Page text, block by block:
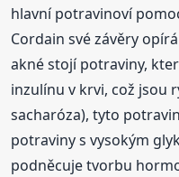
hlavní potravinoví
Cordain své závěry
akné stojí potraviny,
inzulínu v krvi, což jsou
sacharóza), tyto
potraviny s vysokým
podněcuje tvorbu